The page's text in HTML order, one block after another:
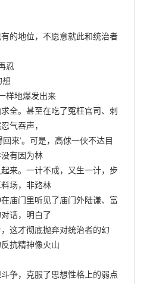
的地位，不愿意就此和统治者
忍
想
样地爆发出来
全。甚至在吃了冤枉官司、刺
气吞声，
回来‛。可是，高俅一伙不达目
有因为林
来。一计不成，又生一计，步
场，非臵林
庙门里听见了庙门外陆谦、富
话，明白了
这才彻底抛弃对统治者的幻
抗精神像火山
争，克服了思想性格上的弱点